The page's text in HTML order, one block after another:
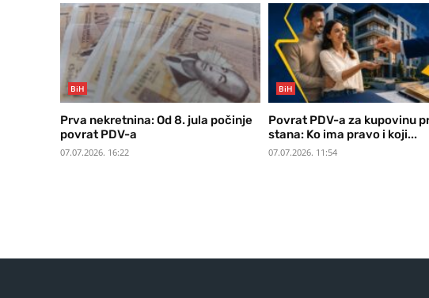
BiH
Prva nekretnina: Od 8. jula počinje
povrat PDV-a
07.07.2026. 16:22
BiH
Povrat PDV-a za kupovinu
stana: Ko ima pravo i koji...
07.07.2026. 11:54